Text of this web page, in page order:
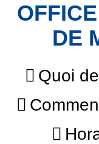
DE
Quoi